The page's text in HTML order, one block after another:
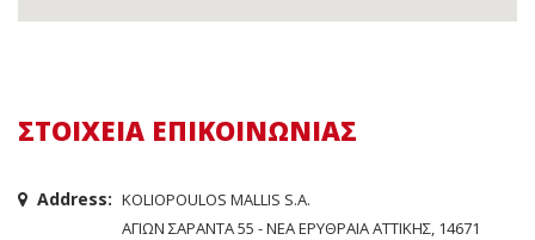
ΣΤΟΙΧΕΙΑ ΕΠΙΚΟΙΝΩΝΙΑΣ
Address: KOLIOPOULOS MALLIS S.A.
ΑΓΙΩΝ ΣΑΡΑΝΤΑ 55 - ΝΕΑ ΕΡΥΘΡΑΙA ΑΤΤΙΚΗΣ, 14671